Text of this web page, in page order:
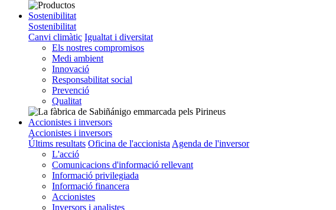
Sostenibilitat
Sostenibilitat
Canvi climàtic Igualtat i diversitat
Els nostres compromisos
Medi ambient
Innovació
Responsabilitat social
Prevenció
Qualitat
Accionistes i inversors
Accionistes i inversors
Últims resultats Oficina de l'accionista Agenda de l'inversor
L'acció
Comunicacions d'informació rellevant
Informació privilegiada
Informació financera
Accionistes
Inversors i analistes